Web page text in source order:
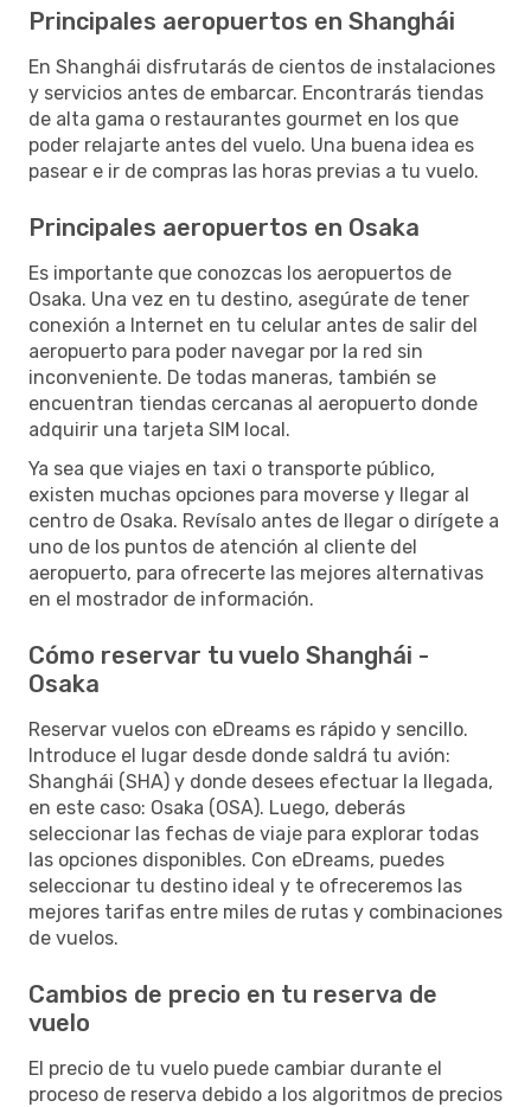
Principales aeropuertos en Shanghái
En Shanghái disfrutarás de cientos de instalaciones
y servicios antes de embarcar. Encontrarás tiendas
de alta gama o restaurantes gourmet en los que
poder relajarte antes del vuelo. Una buena idea es
pasear e ir de compras las horas previas a tu vuelo.
Principales aeropuertos en Osaka
Es importante que conozcas los aeropuertos de
Osaka. Una vez en tu destino, asegúrate de tener
conexión a Internet en tu celular antes de salir del
aeropuerto para poder navegar por la red sin
inconveniente. De todas maneras, también se
encuentran tiendas cercanas al aeropuerto donde
adquirir una tarjeta SIM local.
Ya sea que viajes en taxi o transporte público,
existen muchas opciones para moverse y llegar al
centro de Osaka. Revísalo antes de llegar o dirígete a
uno de los puntos de atención al cliente del
aeropuerto, para ofrecerte las mejores alternativas
en el mostrador de información.
Cómo reservar tu vuelo Shanghái -
Osaka
Reservar vuelos con eDreams es rápido y sencillo.
Introduce el lugar desde donde saldrá tu avión:
Shanghái (SHA) y donde desees efectuar la llegada,
en este caso: Osaka (OSA). Luego, deberás
seleccionar las fechas de viaje para explorar todas
las opciones disponibles. Con eDreams, puedes
seleccionar tu destino ideal y te ofreceremos las
mejores tarifas entre miles de rutas y combinaciones
de vuelos.
Cambios de precio en tu reserva de
vuelo
El precio de tu vuelo puede cambiar durante el
proceso de reserva debido a los algoritmos de precios